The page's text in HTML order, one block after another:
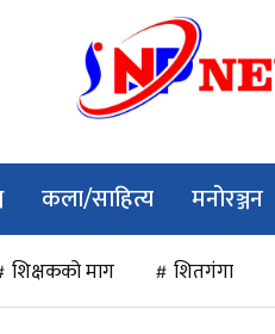
कला/साहित्य मनोरञ्जन
शिक्षकको माग शितगंगा